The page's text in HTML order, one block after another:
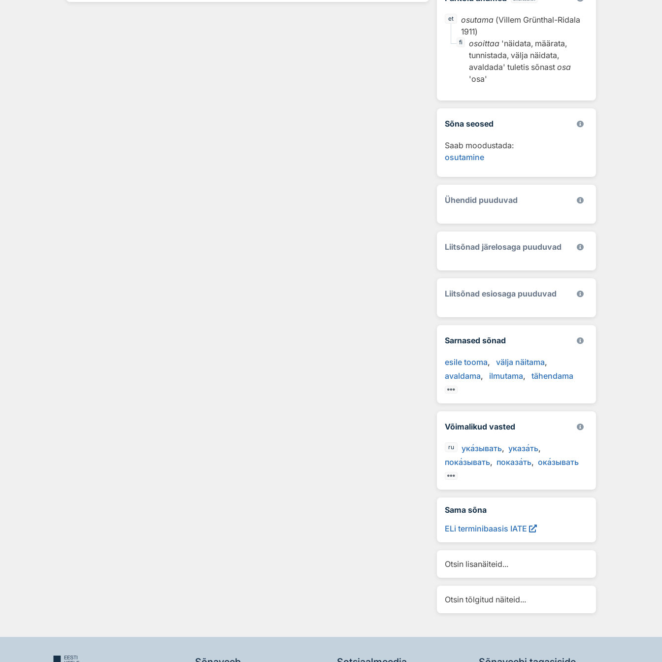
et osutama (Villem Grünthal-Ridala
1911)
fi osoittaa 'näidata, määrata,
tunnistada, välja näidata,
avaldada' tuletis sõnastosa
'osa'
Sõna seosed
Saab moodustada:
osutamine
Ühendid puuduvad
Liitsõnad järelosaga puuduvad
Liitsõnad esiosaga puuduvad
Sarnased sõnad
esile tooma
välja näitama
avaldama
ilmutama tähendama
Võimalikud vasted
ru указывать указать
показывать показать оказывать
Sama sõna
ELi terminibaasis IATE
Otsin lisanäiteid...
Otsin tõlgitud näiteid...